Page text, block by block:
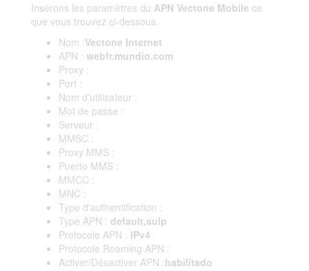
Insérons les paramètres du APN Vectone Mobile ce
que vous trouvez ci-dessous.
Nom :Vectone Internet
APN : webfr.mundio.com
Proxy :
Port :
Nom d'utilisateur :
Mot de passe :
Serveur :
MMSC :
Proxy MMS :
Puerto MMS :
MMCC :
MNC :
Type d'authentification :
Type APN : default,sulp
Protocole APN : IPv4
Protocole Roaming APN :
Activer/Désactiver APN :habilitado